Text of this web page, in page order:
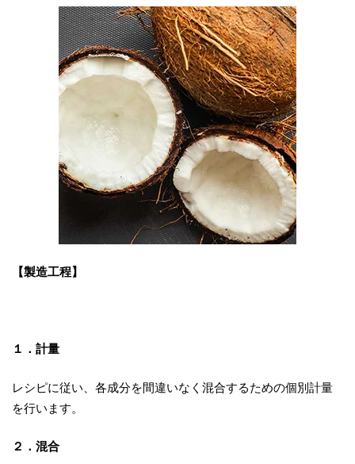
【製造工程】
１．計量
レシピに従い、各成分を間違いなく混合するための個別計量
を行います。
２．混合